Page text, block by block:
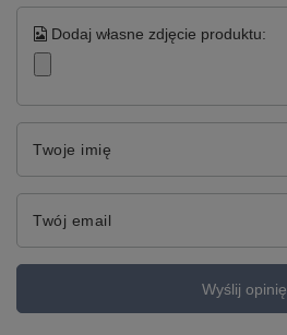
Dodaj własne zdjęcie produktu:
Twoje imię
Twój email
Wyślij opinię